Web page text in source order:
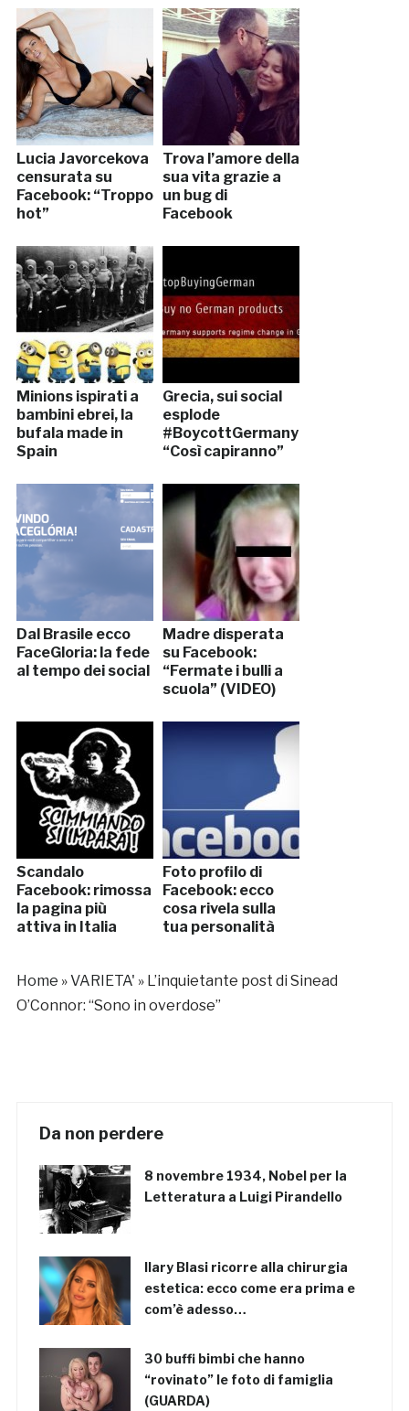
Lucia Javorcekova
censurata su
Facebook: “Troppo
hot”
Trova l’amore della
sua vita grazie a
un bug di
Facebook
Minions ispirati a
bambini ebrei, la
bufala made in
Spain
Grecia, sui social
esplode
#BoycottGermany:
“Così capiranno”
Dal Brasile ecco
FaceGloria: la fede
al tempo dei social
Madre disperata
su Facebook:
“Fermate i bulli a
scuola” (VIDEO)
Scandalo
Facebook: rimossa
la pagina più
attiva in Italia
Foto profilo di
Facebook: ecco
cosa rivela sulla
tua personalità
Home »VARIETA' » L’inquietante post di Sinead
O’Connor: “Sono in overdose”
Da non perdere
8 novembre 1934, Nobel per la
Letteratura a Luigi Pirandello
Ilary Blasi ricorre alla chirurgia
estetica: ecco come era prima e
com’è adesso…
30 buffi bimbi che hanno
“rovinato” le foto di famiglia
(GUARDA)